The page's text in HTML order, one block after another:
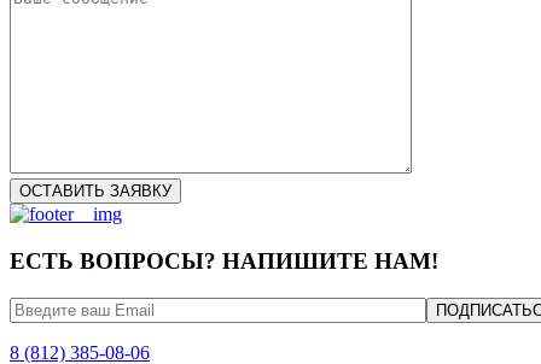
ЕСТЬ ВОПРОСЫ? НАПИШИТЕ НАМ!
8 (812) 385-08-06